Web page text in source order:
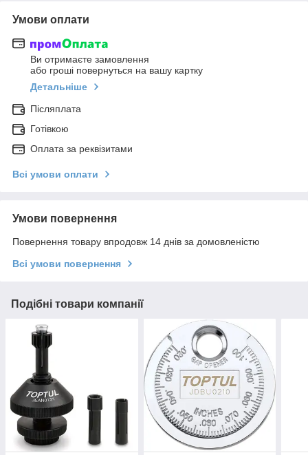
Умови оплати
Ви отримаєте замовлення
або гроші повернуться на вашу картку
Детальніше
Післяплата
Готівкою
Оплата за реквізитами
Всі умови оплати
Умови повернення
Повернення товару впродовж 14 днів за домовленістю
Всі умови повернення
Подібні товари компанії